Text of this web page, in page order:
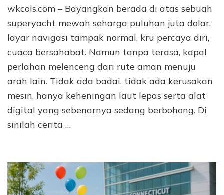
wkcols.com – Bayangkan berada di atas sebuah
superyacht mewah seharga puluhan juta dolar,
layar navigasi tampak normal, kru percaya diri,
cuaca bersahabat. Namun tanpa terasa, kapal
perlahan melenceng dari rute aman menuju
arah lain. Tidak ada badai, tidak ada kerusakan
mesin, hanya keheningan laut lepas serta alat
digital yang sebenarnya sedang berbohong. Di
sinilah cerita …